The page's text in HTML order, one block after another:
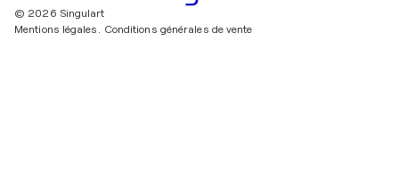
© 2026 Singulart
Mentions légales. Conditions générales de vente